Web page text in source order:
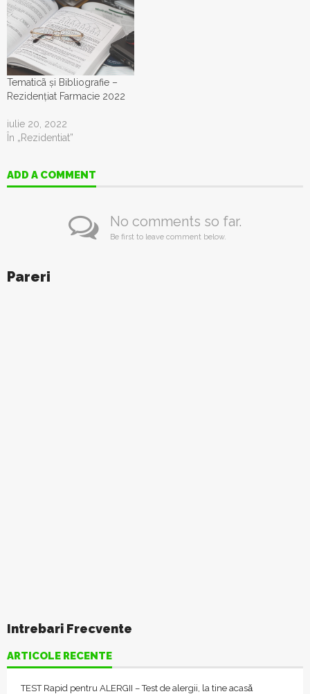
Tematicã și Bibliografie –
Rezidențiat Farmacie 2022
iulie 20, 2022
În „Rezidentiat”
ADD A COMMENT
No comments so far.
Be first to leave comment below.
Pareri
Intrebari Frecvente
ARTICOLE RECENTE
TEST Rapid pentru ALERGII – Test de alergii, la tine acasǎ